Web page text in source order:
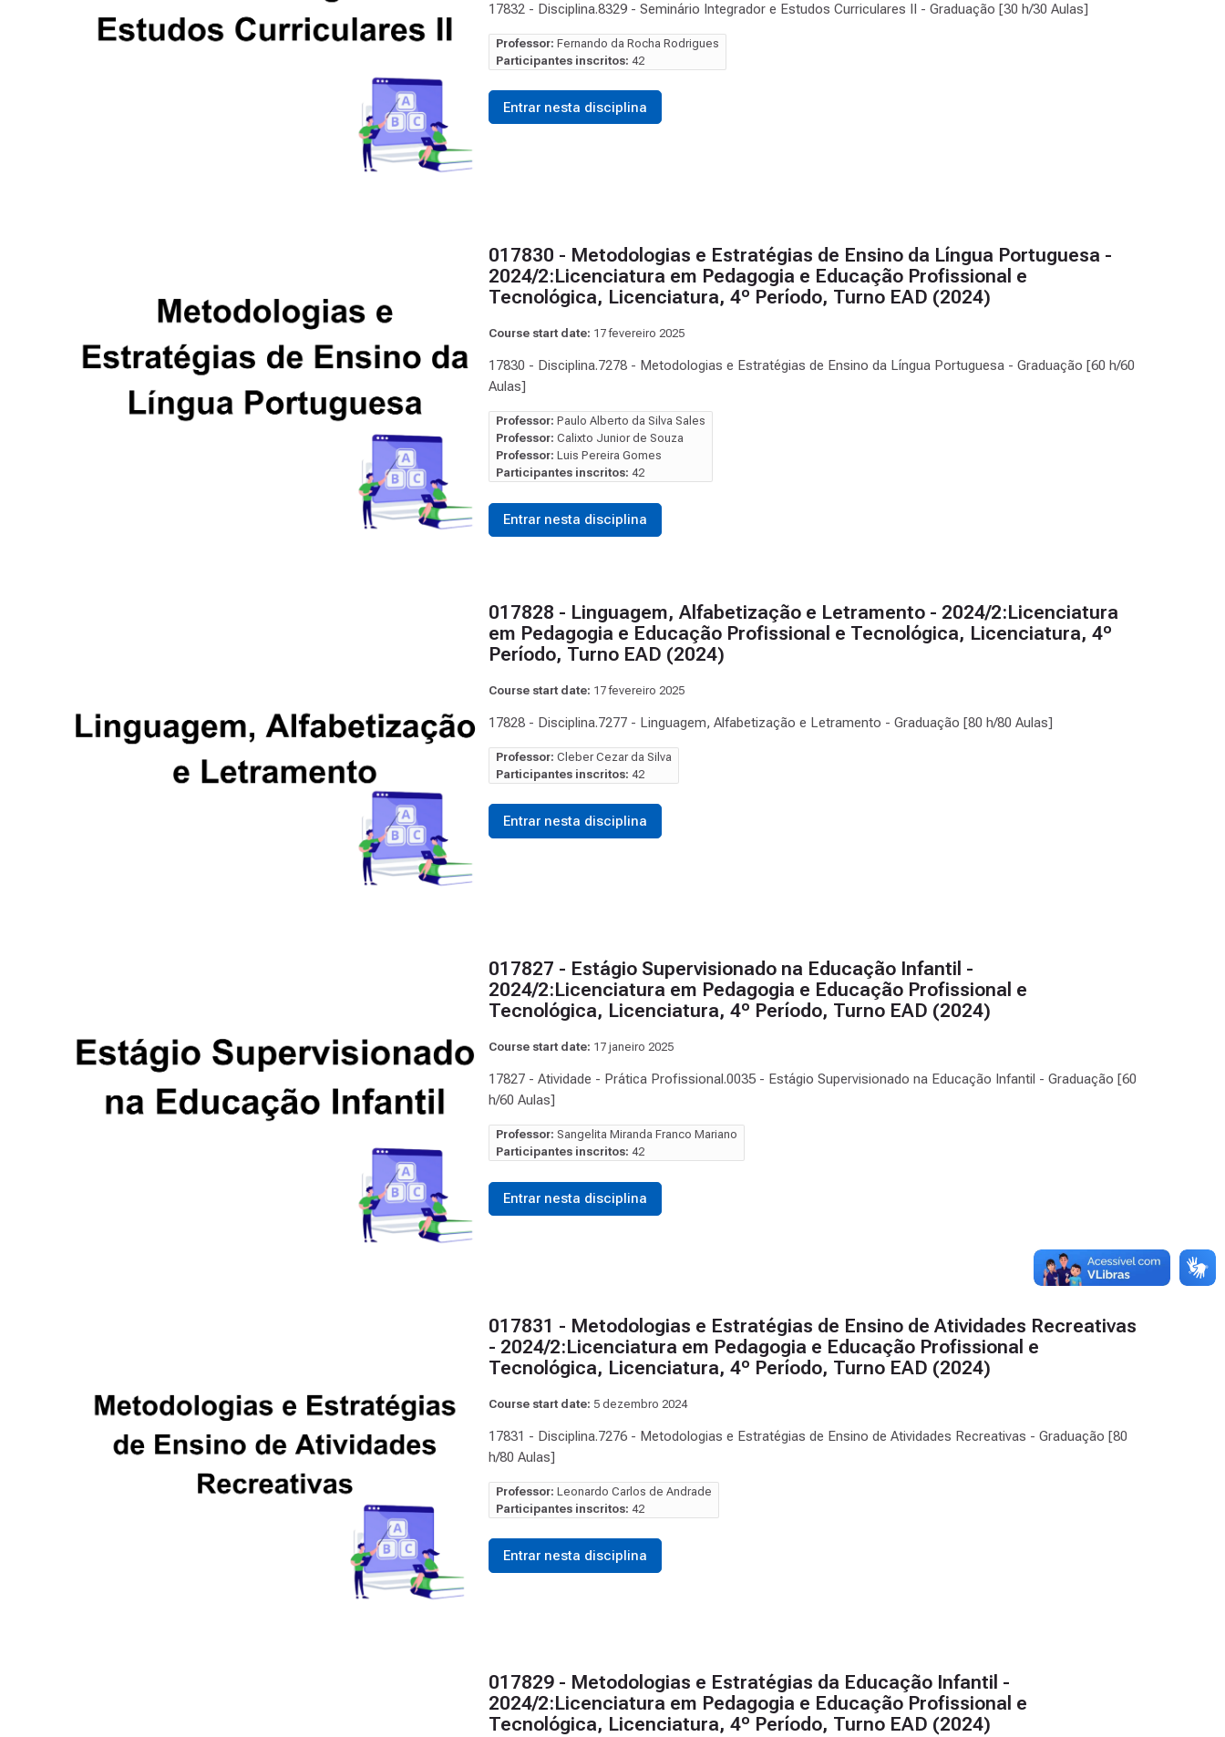
17832 - Disciplina.8329 - Seminário Integrador e Estudos Curriculares II - Graduação [30 h/30 Aulas]
Professor: Fernando da Rocha Rodrigues
Participantes inscritos: 42
Entrar nesta disciplina
017830 - Metodologias e Estratégias de Ensino da Língua Portuguesa -
2024/2:Licenciatura em Pedagogia e Educação Profissional e
Tecnológica, Licenciatura, 4º Período, Turno EAD (2024)
Course start date: 17 fevereiro 2025
17830 - Disciplina.7278 - Metodologias e Estratégias de Ensino da Língua Portuguesa - Graduação [60 h/60
Aulas]
Professor: Paulo Alberto da Silva Sales
Professor: Calixto Junior de Souza
Professor: Luis Pereira Gomes
Participantes inscritos: 42
Entrar nesta disciplina
017828 - Linguagem, Alfabetização e Letramento - 2024/2:Licenciatura
em Pedagogia e Educação Profissional e Tecnológica, Licenciatura, 4º
Período, Turno EAD (2024)
Course start date: 17 fevereiro 2025
17828 - Disciplina.7277 - Linguagem, Alfabetização e Letramento - Graduação [80 h/80 Aulas]
Professor: Cleber Cezar da Silva
Participantes inscritos: 42
Entrar nesta disciplina
017827 - Estágio Supervisionado na Educação Infantil -
2024/2:Licenciatura em Pedagogia e Educação Profissional e
Tecnológica, Licenciatura, 4º Período, Turno EAD (2024)
Course start date: 17 janeiro 2025
17827 - Atividade - Prática Profissional.0035 - Estágio Supervisionado na Educação Infantil - Graduação [60
h/60 Aulas]
Professor: Sangelita Miranda Franco Mariano
Participantes inscritos: 42
Entrar nesta disciplina
017831 - Metodologias e Estratégias de Ensino de Atividades Recreativas
- 2024/2:Licenciatura em Pedagogia e Educação Profissional e
Tecnológica, Licenciatura, 4º Período, Turno EAD (2024)
Course start date: 5 dezembro 2024
17831 - Disciplina.7276 - Metodologias e Estratégias de Ensino de Atividades Recreativas - Graduação [80
h/80 Aulas]
Professor: Leonardo Carlos de Andrade
Participantes inscritos: 42
Entrar nesta disciplina
017829 - Metodologias e Estratégias da Educação Infantil -
2024/2:Licenciatura em Pedagogia e Educação Profissional e
Tecnológica, Licenciatura, 4º Período, Turno EAD (2024)